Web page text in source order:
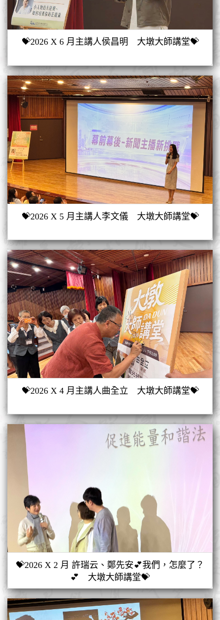
💝2026 X 6 月主講人侯昌明 大墩大師講堂💝
💝2026 X 5 月主講人李文儀 大墩大師講堂💝
💝2026 X 4 月主講人曲全立 大墩大師講堂💝
💝2026 X 2 月 許瑞云、鄭先安💕我們，怎麼了？
💕 大墩大師講堂💝